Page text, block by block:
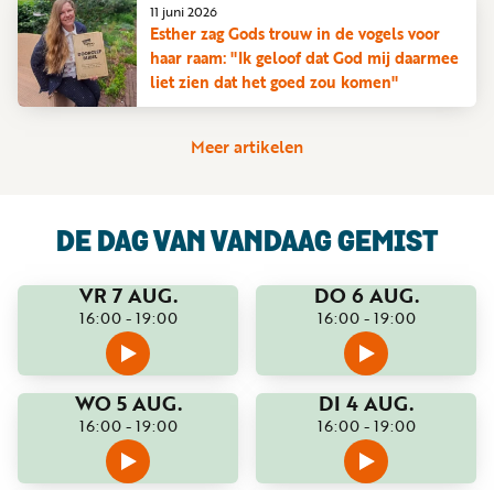
Esther zag Gods trouw in de vogels voor
haar raam: "Ik geloof dat God mij daarmee
liet zien dat het goed zou komen"
11 juni 2026
Meer artikelen
DE DAG VAN VANDAAGGEMIST
VR 7 AUG.
16:00-19:00
DO 6 AUG.
16:00-19:00
WO 5 AUG.
16:00-19:00
DI 4 AUG.
16:00-19:00